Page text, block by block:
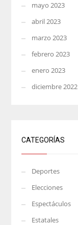
mayo 2023
abril 2023
marzo 2023
febrero 2023
enero 2023
diciembre 2022
CATEGORÍAS
Deportes
Elecciones
Espectáculos
Estatales